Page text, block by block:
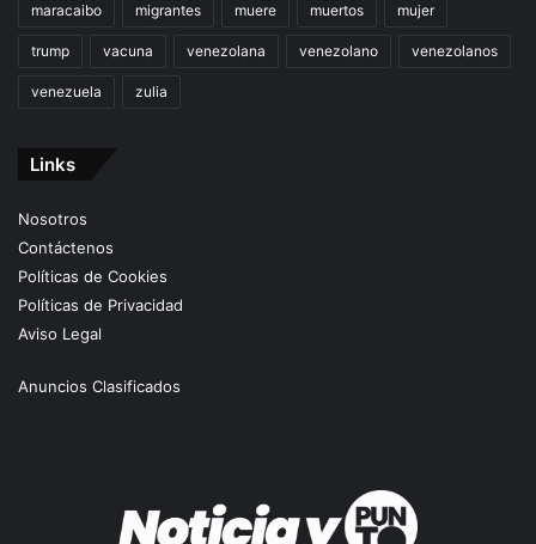
maracaibo migrantes muere muertos mujer
trump vacuna venezolana venezolano venezolanos
venezuela zulia
Links
Nosotros
Contáctenos
Políticas de Cookies
Políticas de Privacidad
Aviso Legal
Anuncios Clasificados